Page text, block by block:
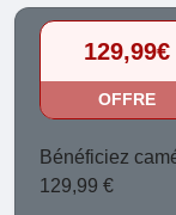
129,99€
OFFRE
Bénéficiez
129,99 €